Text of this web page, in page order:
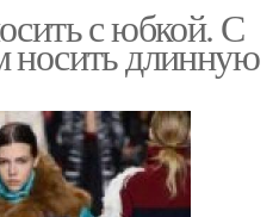
с юбкой. С
носить длинную